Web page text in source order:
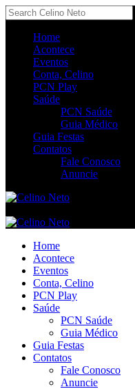
Home
Acontece
Eventos
Conta, Celino
PCN Play
Saúde
PCN Saúde
Guia Médico
Guia Festas
Contatos
Fale Conosco
Anuncie
Home
Acontece
Eventos
Conta, Celino
PCN Play
Saúde
PCN Saúde
Guia Médico
Guia Festas
Contatos
Fale Conosco
Anuncie